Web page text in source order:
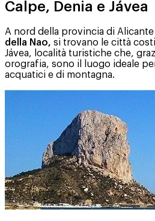
Calpe, Denia e Jávea
A nord della provincia di
della Nao, si trovano le città
Jávea, località turistiche che,
orografia, sono il luogo ideale
acquatici e di montagna.